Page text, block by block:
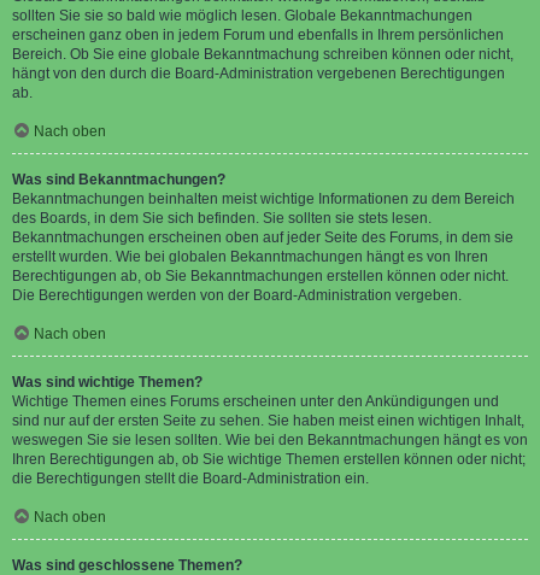
sollten Sie sie so bald wie möglich lesen. Globale Bekanntmachungen
erscheinen ganz oben in jedem Forum und ebenfalls in Ihrem persönlichen
Bereich. Ob Sie eine globale Bekanntmachung schreiben können oder nicht,
hängt von den durch die Board-Administration vergebenen Berechtigungen
ab.
Nach oben
Was sind Bekanntmachungen?
Bekanntmachungen beinhalten meist wichtige Informationen zu dem Bereich
des Boards, in dem Sie sich befinden. Sie sollten sie stets lesen.
Bekanntmachungen erscheinen oben auf jeder Seite des Forums, in dem sie
erstellt wurden. Wie bei globalen Bekanntmachungen hängt es von Ihren
Berechtigungen ab, ob Sie Bekanntmachungen erstellen können oder nicht.
Die Berechtigungen werden von der Board-Administration vergeben.
Nach oben
Was sind wichtige Themen?
Wichtige Themen eines Forums erscheinen unter den Ankündigungen und
sind nur auf der ersten Seite zu sehen. Sie haben meist einen wichtigen Inhalt,
weswegen Sie sie lesen sollten. Wie bei den Bekanntmachungen hängt es von
Ihren Berechtigungen ab, ob Sie wichtige Themen erstellen können oder nicht;
die Berechtigungen stellt die Board-Administration ein.
Nach oben
Was sind geschlossene Themen?